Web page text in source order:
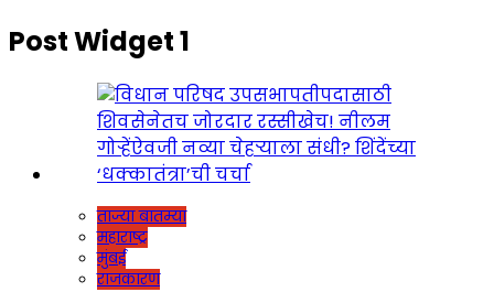
Post Widget 1
ताज्या बातम्या
महाराष्ट्र
मुंबई
राजकारण